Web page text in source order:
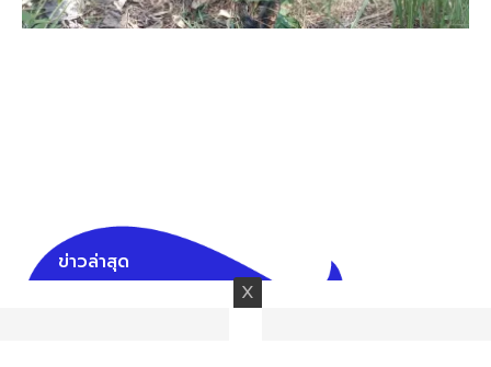
ข่าวล่าสุด